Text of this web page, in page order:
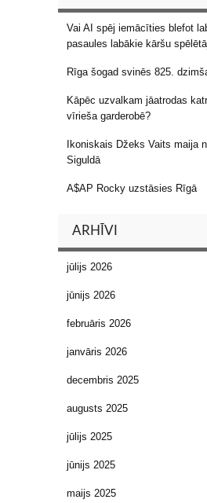
Vai AI spēj iemācīties blefot
pasaules labākie kāršu
Rīga šogad svinēs 825.
Kāpēc uzvalkam jāatrodas
vīrieša garderobē?
Ikoniskais Džeks Vaits maija
Siguldā
A$AP Rocky uzstāsies Rīgā
ARHĪVI
jūlijs 2026
jūnijs 2026
februāris 2026
janvāris 2026
decembris 2025
augusts 2025
jūlijs 2025
jūnijs 2025
maijs 2025